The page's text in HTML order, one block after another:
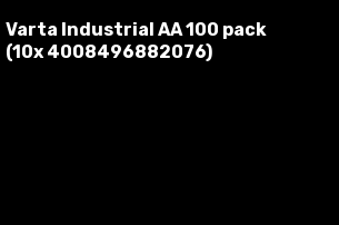
Varta Industrial AA 100 pack
(10x 4008496882076)